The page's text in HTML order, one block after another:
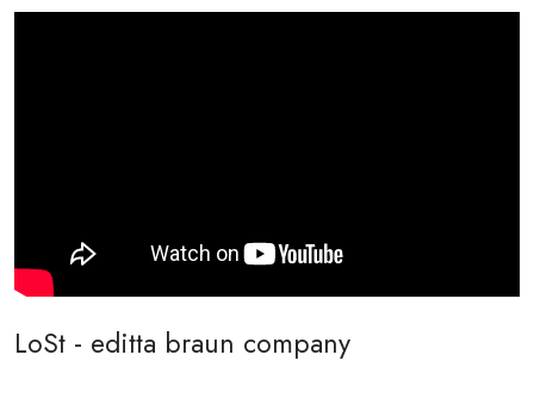
LoSt - editta braun company